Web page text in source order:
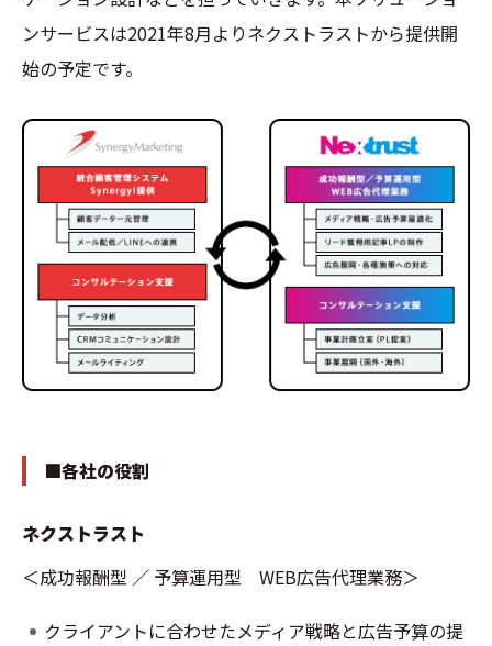
ンサービスは2021年8月よりネクストラストから提供開
始の予定です。
■各社の役割
ネクストラスト
＜成功報酬型 ／ 予算運用型 WEB広告代理業務＞
クライアントに合わせたメディア戦略と広告予算の提